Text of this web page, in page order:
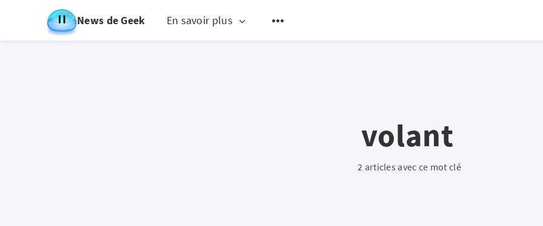
News de Geek En savoir plus
volant
2 articles avec ce mot clé